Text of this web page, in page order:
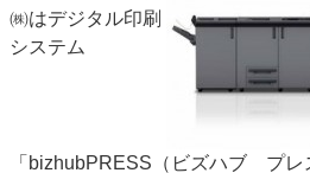
新商品 新製品 ＡＩ・デジタル デジ
SDGs・地域
ポストプレス ビジネス
人事・移転・異動・訃報
2022 見える化・MIS特集
㈱はデジタル印刷
システム
「bizhubPRESS（ビズハブ プレ